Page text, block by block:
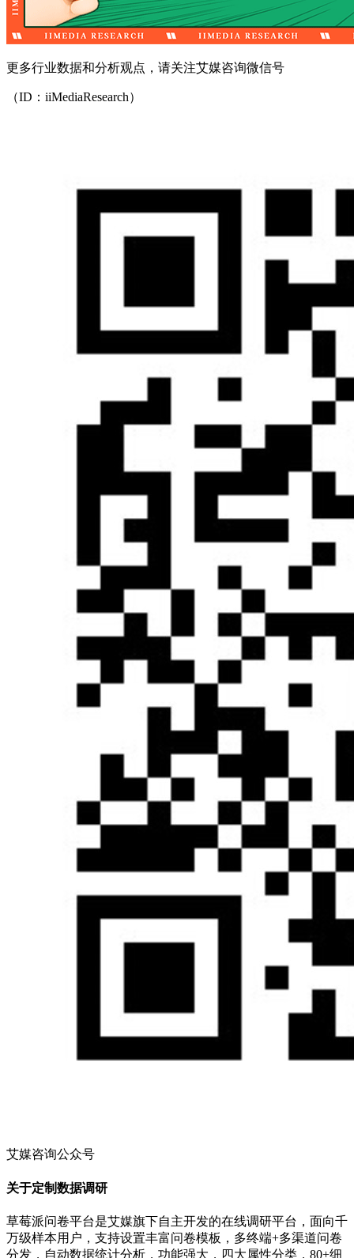
更多行业数据和分析观点，请关注艾媒咨询微信号
（ID：iiMediaResearch）
艾媒咨询公众号
关于定制数据调研
草莓派问卷平台是艾媒旗下自主开发的在线调研平台，面向千
万级样本用户，支持设置丰富问卷模板，多终端+多渠道问卷
分发，自动数据统计分析，功能强大，四大属性分类，80+细